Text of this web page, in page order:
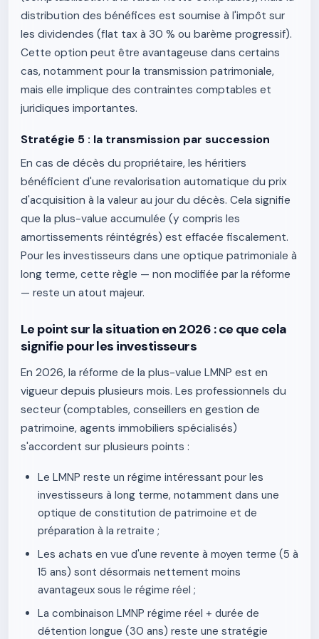
distribution des bénéfices est soumise à l'impôt sur
les dividendes (flat tax à 30 % ou barème progressif).
Cette option peut être avantageuse dans certains
cas, notamment pour la transmission patrimoniale,
mais elle implique des contraintes comptables et
juridiques importantes.
Stratégie 5 : la transmission par succession
En cas de décès du propriétaire, les héritiers
bénéficient d'une revalorisation automatique du prix
d'acquisition à la valeur au jour du décès. Cela signifie
que la plus-value accumulée (y compris les
amortissements réintégrés) est effacée fiscalement.
Pour les investisseurs dans une optique patrimoniale à
long terme, cette règle — non modifiée par la réforme
— reste un atout majeur.
Le point sur la situation en 2026 : ce que cela
signifie pour les investisseurs
En 2026, la réforme de la plus-value LMNP est en
vigueur depuis plusieurs mois. Les professionnels du
secteur (comptables, conseillers en gestion de
patrimoine, agents immobiliers spécialisés)
s'accordent sur plusieurs points :
Le LMNP reste un régime intéressant pour les
investisseurs à long terme, notamment dans une
optique de constitution de patrimoine et de
préparation à la retraite ;
Les achats en vue d'une revente à moyen terme (5 à
15 ans) sont désormais nettement moins
avantageux sous le régime réel ;
La combinaison LMNP régime réel + durée de
détention longue (30 ans) reste une stratégie